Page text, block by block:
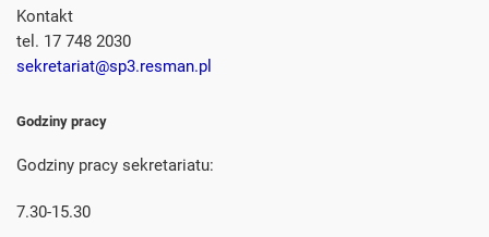
Kontakt
tel. 17 748 2030
sekretariat@sp3.resman.pl
Godziny pracy
Godziny pracy sekretariatu:
7.30-15.30